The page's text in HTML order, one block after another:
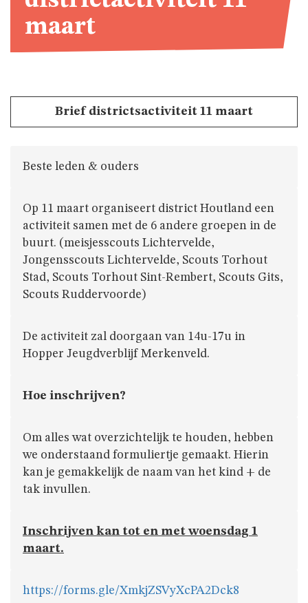
maart
Brief districtsactiviteit 11 maart
Beste leden & ouders
Op 11 maart organiseert district Houtland een
activiteit samen met de 6 andere groepen in de
buurt. (meisjesscouts Lichtervelde,
Jongensscouts Lichtervelde, Scouts Torhout
Stad, Scouts Torhout Sint-Rembert, Scouts Gits,
Scouts Ruddervoorde)
De activiteit zal doorgaan van 14u-17u in
Hopper Jeugdverblijf Merkenveld.
Hoe inschrijven?
Om alles wat overzichtelijk te houden, hebben
we onderstaand formuliertje gemaakt. Hierin
kan je gemakkelijk de naam van het kind + de
tak invullen.
Inschrijven kan tot en met woensdag 1
maart.
https://forms.gle/XmkjZSVyXcPA2Dck8